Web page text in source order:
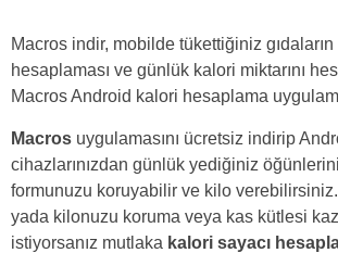
Macros indir, mobilde tükettiğiniz
hesaplaması ve günlük kalori miktarını
Macros Android kalori hesaplama
Macros uygulamasını ücretsiz indirip
cihazlarınızdan günlük yediğiniz
formunuzu koruyabilir ve kilo verebilirsiniz.
yada kilonuzu koruma veya kas kütlesi
istiyorsanız mutlaka kalori sayacı